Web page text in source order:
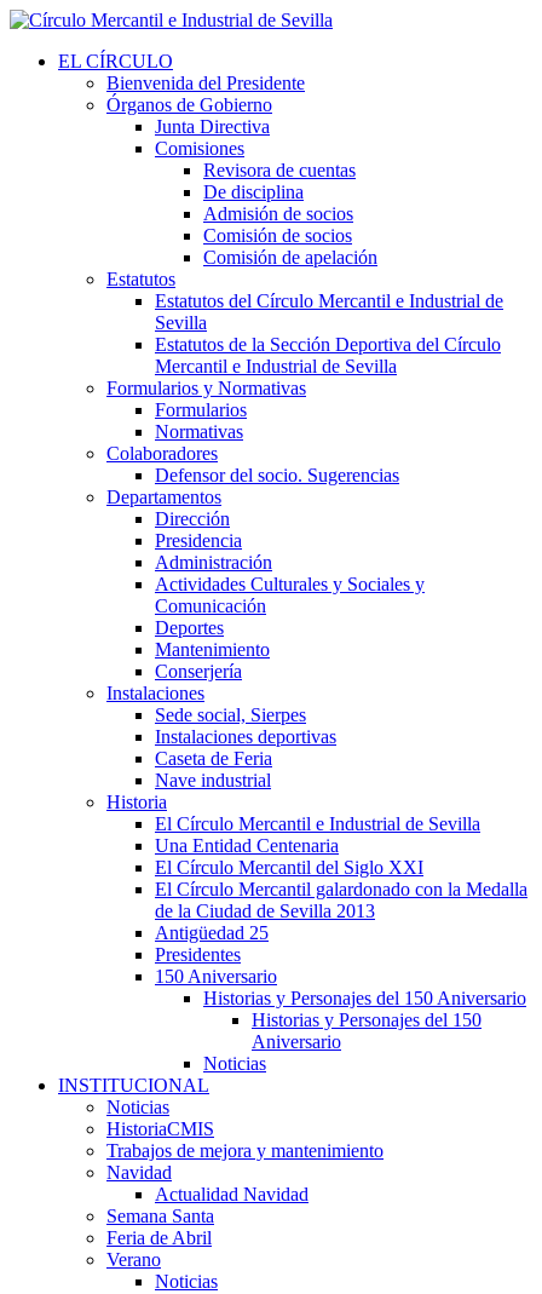
EL CÍRCULO
Bienvenida del Presidente
Órganos de Gobierno
Junta Directiva
Comisiones
Revisora de cuentas
De disciplina
Admisión de socios
Comisión de socios
Comisión de apelación
Estatutos
Estatutos del Círculo Mercantil e Industrial de
Sevilla
Estatutos de la Sección Deportiva del Círculo
Mercantil e Industrial de Sevilla
Formularios y Normativas
Formularios
Normativas
Colaboradores
Defensor del socio. Sugerencias
Departamentos
Dirección
Presidencia
Administración
Actividades Culturales y Sociales y
Comunicación
Deportes
Mantenimiento
Conserjería
Instalaciones
Sede social, Sierpes
Instalaciones deportivas
Caseta de Feria
Nave industrial
Historia
El Círculo Mercantil e Industrial de Sevilla
Una Entidad Centenaria
El Círculo Mercantil del Siglo XXI
El Círculo Mercantil galardonado con la Medalla
de la Ciudad de Sevilla 2013
Antigüedad 25
Presidentes
150 Aniversario
Historias y Personajes del 150 Aniversario
Historias y Personajes del 150
Aniversario
Noticias
INSTITUCIONAL
Noticias
HistoriaCMIS
Trabajos de mejora y mantenimiento
Navidad
Actualidad Navidad
Semana Santa
Feria de Abril
Verano
Noticias